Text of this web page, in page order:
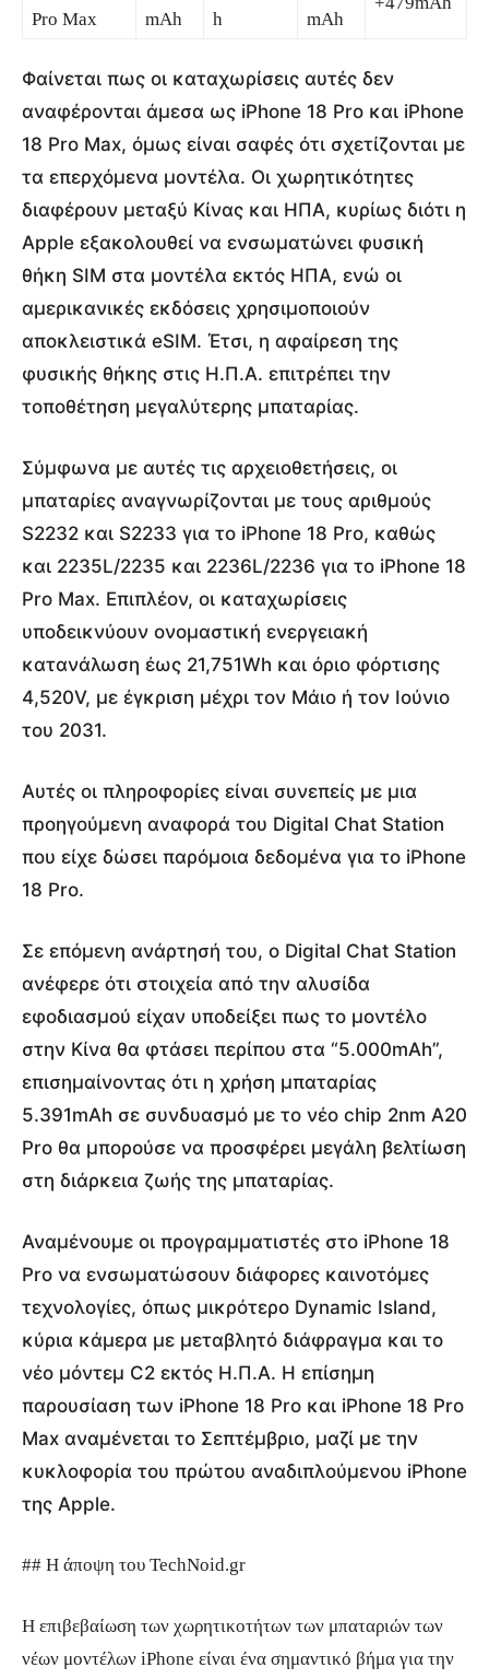
Pro‌ Max mAh h mAh
Φαίνεται πως οι καταχωρίσεις αυτές δεν
αναφέρονται άμεσα ως iPhone 18 Pro και iPhone
18 Pro Max, όμως είναι σαφές ότι σχετίζονται με
τα επερχόμενα μοντέλα. Οι χωρητικότητες
διαφέρουν μεταξύ Κίνας και ΗΠΑ, κυρίως διότι η
Apple εξακολουθεί να ενσωματώνει φυσική
θήκη SIM στα μοντέλα εκτός ΗΠΑ, ενώ οι
αμερικανικές εκδόσεις χρησιμοποιούν
αποκλειστικά eSIM. Έτσι, η αφαίρεση της
φυσικής θήκης στις Η.Π.Α. επιτρέπει την
τοποθέτηση μεγαλύτερης μπαταρίας.
Σύμφωνα με αυτές τις αρχειοθετήσεις, οι
μπαταρίες αναγνωρίζονται με τους αριθμούς
S2232 και S2233 για το iPhone 18 Pro, καθώς
και 2235L/2235 και 2236L/2236 για το iPhone 18
Pro Max. Επιπλέον, οι καταχωρίσεις
υποδεικνύουν ονομαστική ενεργειακή
κατανάλωση έως 21,751Wh και όριο φόρτισης
4,520V, με έγκριση μέχρι τον Μάιο ή τον Ιούνιο
του 2031.
Αυτές οι πληροφορίες είναι συνεπείς με μια
προηγούμενη αναφορά του Digital Chat Station
που είχε δώσει παρόμοια δεδομένα για το iPhone
18 Pro.
Σε επόμενη ανάρτησή του, ο Digital Chat Station
ανέφερε ότι στοιχεία από την αλυσίδα
εφοδιασμού είχαν υποδείξει πως το μοντέλο
στην Κίνα θα φτάσει περίπου στα “5.000mAh”,
επισημαίνοντας ότι η χρήση μπαταρίας
5.391mAh σε συνδυασμό με το νέο chip 2nm A20
Pro θα μπορούσε να προσφέρει μεγάλη βελτίωση
στη διάρκεια ζωής της μπαταρίας.
Αναμένουμε οι προγραμματιστές στο iPhone 18
Pro να ενσωματώσουν διάφορες καινοτόμες
τεχνολογίες, όπως μικρότερο Dynamic Island,
κύρια κάμερα με μεταβλητό διάφραγμα και το
νέο μόντεμ C2 εκτός Η.Π.Α. Η επίσημη
παρουσίαση των iPhone 18 Pro και iPhone 18 Pro
Max αναμένεται το Σεπτέμβριο, μαζί με την
κυκλοφορία του πρώτου αναδιπλούμενου iPhone
της Apple.
## Η άποψη του TechNoid.gr
Η επιβεβαίωση των χωρητικοτήτων των μπαταριών των
νέων μοντέλων iPhone είναι ένα σημαντικό βήμα για την